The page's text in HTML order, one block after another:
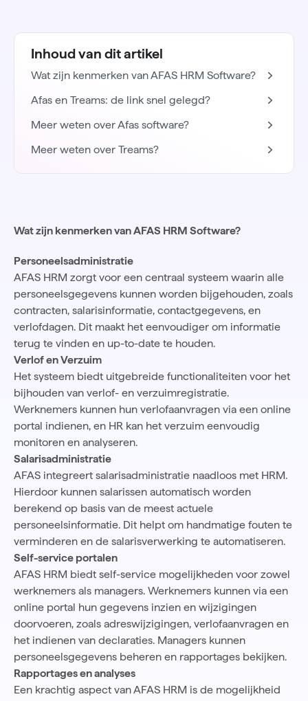
Inhoud van dit artikel
Wat zijn kenmerken van AFAS HRM Software?
Afas en Treams: de link snel gelegd?
Meer weten over Afas software?
Meer weten over Treams?
Wat zijn kenmerken van AFAS HRM Software?
Personeelsadministratie
AFAS HRM zorgt voor een centraal systeem waarin alle
personeelsgegevens kunnen worden bijgehouden, zoals
contracten, salarisinformatie, contactgegevens, en
verlofdagen. Dit maakt het eenvoudiger om informatie
terug te vinden en up-to-date te houden.
Verlof en Verzuim
Het systeem biedt uitgebreide functionaliteiten voor het
bijhouden van verlof- en verzuimregistratie.
Werknemers kunnen hun verlofaanvragen via een online
portal indienen, en HR kan het verzuim eenvoudig
monitoren en analyseren.
Salarisadministratie
AFAS integreert salarisadministratie naadloos met HRM.
Hierdoor kunnen salarissen automatisch worden
berekend op basis van de meest actuele
personeelsinformatie. Dit helpt om handmatige fouten te
verminderen en de salarisverwerking te automatiseren.
Self-service portalen
AFAS HRM biedt self-service mogelijkheden voor zowel
werknemers als managers. Werknemers kunnen via een
online portal hun gegevens inzien en wijzigingen
doorvoeren, zoals adreswijzigingen, verlofaanvragen en
het indienen van declaraties. Managers kunnen
personeelsgegevens beheren en rapportages bekijken.
Rapportages en analyses
Een krachtig aspect van AFAS HRM is de mogelijkheid